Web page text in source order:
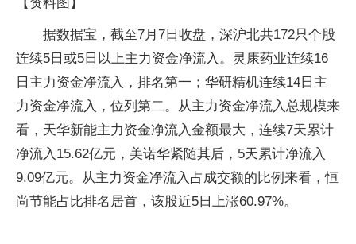
【资料图】
据数据宝，截至7月7日收盘，深沪北共172只个股
连续5日或5日以上主力资金净流入。灵康药业连续16
日主力资金净流入，排名第一；华研精机连续14日主
力资金净流入，位列第二。从主力资金净流入总规模来
看，天华新能主力资金净流入金额最大，连续7天累计
净流入15.62亿元，美诺华紧随其后，5天累计净流入
9.09亿元。从主力资金净流入占成交额的比例来看，恒
尚节能占比排名居首，该股近5日上涨60.97%。